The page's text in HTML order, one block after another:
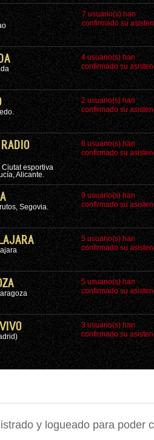
7 usuario(s) han
confirmado su
4 usuario(s) han
confirmado su
2 usuario(s) han
confirmado su
esportiva
Alicante.
6 usuario(s) han
confirmado su
Segovia.
9 usuario(s) han
confirmado su
5 usuario(s) han
confirmado su
5 usuario(s) han
confirmado su
3 usuario(s) han
confirmado su
y logueado para poder